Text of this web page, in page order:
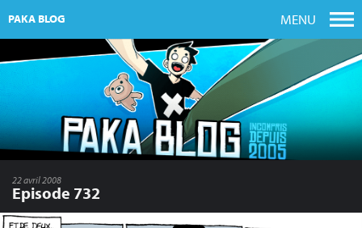
PAKA BLOG MENU
22 avril 2008
Episode 732